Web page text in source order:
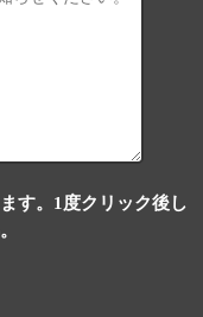
す。1度クリック後し